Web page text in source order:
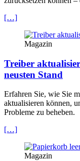
[…]
Magazin
Treiber
neusten Stand
Erfahren Sie, wie Sie
aktualisieren können,
Probleme zu beheben.
[…]
Magazin